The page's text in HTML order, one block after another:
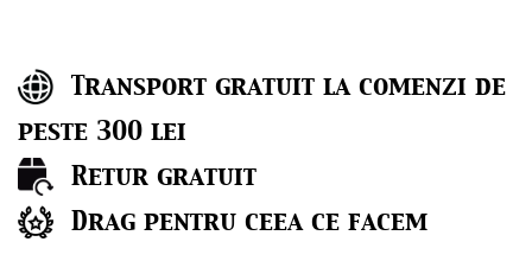
Transport gratuit la comenzi de
peste 300 lei
Retur gratuit
Drag pentru ceea ce facem